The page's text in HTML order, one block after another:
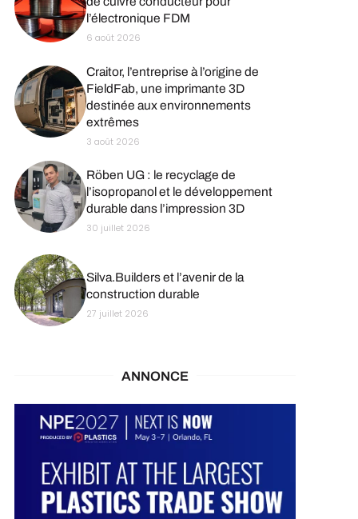
l’électronique FDM
6 août 2026
Craitor, l’entreprise à l’origine de
FieldFab, une imprimante 3D
destinée aux environnements
extrêmes
3 août 2026
Röben UG : le recyclage de
l’isopropanol et le développement
durable dans l’impression 3D
30 juillet 2026
Silva.Builders et l’avenir de la
construction durable
27 juillet 2026
ANNONCE